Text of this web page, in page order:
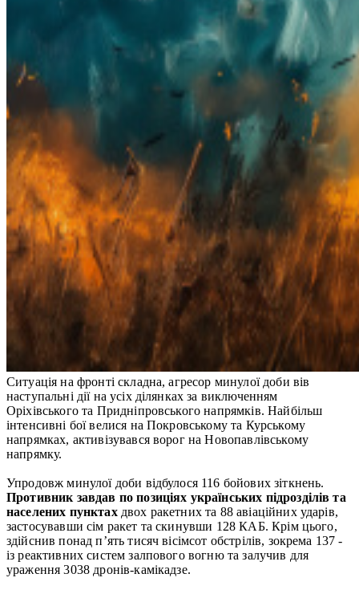
Ситуація на фронті складна, агресор минулої доби вів
наступальні дії на усіх ділянках за виключенням
Оріхівського та Придніпровського напрямків. Найбільш
інтенсивні бої велися на Покровському та Курському
напрямках, активізувався ворог на Новопавлівському
напрямку.
Упродовж минулої доби відбулося 116 бойових зіткнень.
Противник завдав по позиціях українських підрозділів та
населених пунктах двох ракетних та 88 авіаційних ударів,
застосувавши сім ракет та скинувши 128 КАБ. Крім цього,
здійснив понад п’ять тисяч вісімсот обстрілів, зокрема 137 -
із реактивних систем залпового вогню та залучив для
ураження 3038 дронів-камікадзе.